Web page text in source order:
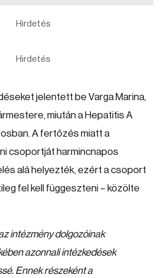
Hirdetés
Hirdetés
jelentett be Varga Marina,
miután a Hepatitis A
A fertőzés miatt a
csoportját harmincnapos
alá helyezték, ezért a csoport
fel kell függeszteni – közölte
intézmény dolgozóinak
azonnali intézkedések
Ennek részeként a